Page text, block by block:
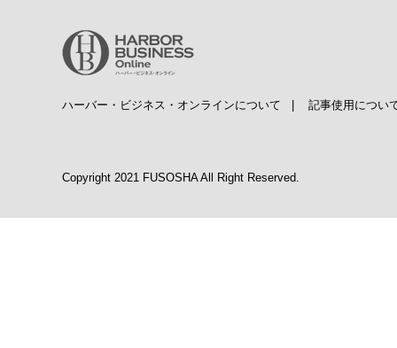
ハーバー・ビジネス・オンラインについて | 記事使用につい
Copyright 2021 FUSOSHA All Right Reserved.